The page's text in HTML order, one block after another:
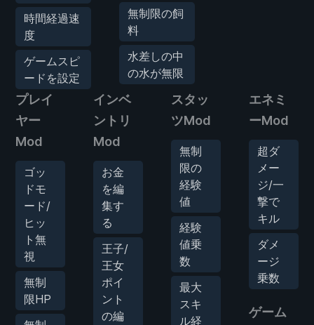
時間経過速
度
ゲームスピ
ードを設定
無制限の飼
料
水差しの中
の水が無限
プレイ
ヤー
Mod
ゴッ
ドモ
ード/
ヒッ
ト無
視
無制
限HP
インベ
ントリ
Mod
お金
を編
集す
る
王子/
王女
ポイ
ント
の編
スタッ
ツMod
無制
限の
経験
値
経験
値乗
数
最大
スキ
ル経
エネミ
ーMod
超ダ
メー
ジ/一
撃で
キル
ダメ
ージ
乗数
ゲーム